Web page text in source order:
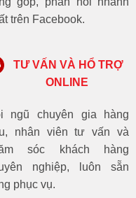
trên Facebook.
TƯ VẤN VÀ HỔ TRỢ
ONLINE
ngũ chuyên gia hàng
nhân viên tư vấn và
sóc khách hàng
nghiệp, luôn sẵn
phục vụ.